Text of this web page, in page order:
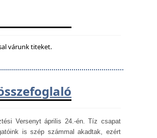
várunk titeket.
Versenyt április 24.-én. Tíz csapat
is szép számmal akadtak, ezért